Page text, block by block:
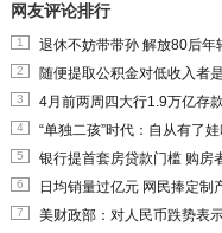
网友评论排行
1 退休不妨带带孙 解放80后年
2 随便提取公积金对低收入者
3 4月前两周四大行1.9万亿存
4 “单独二孩”时代：自从有了
5 银行提首套房贷款门槛 购房
6 日均销量过亿元 网民捧定制
7 美财政部：对人民币跌势表